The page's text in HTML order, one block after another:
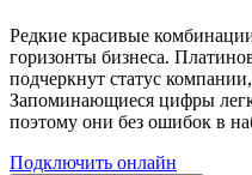
Редкие красивые
горизонты бизнеса.
подчеркнут статус
Запоминающиеся цифры
поэтому они без ошибок в
Подключить онлайн